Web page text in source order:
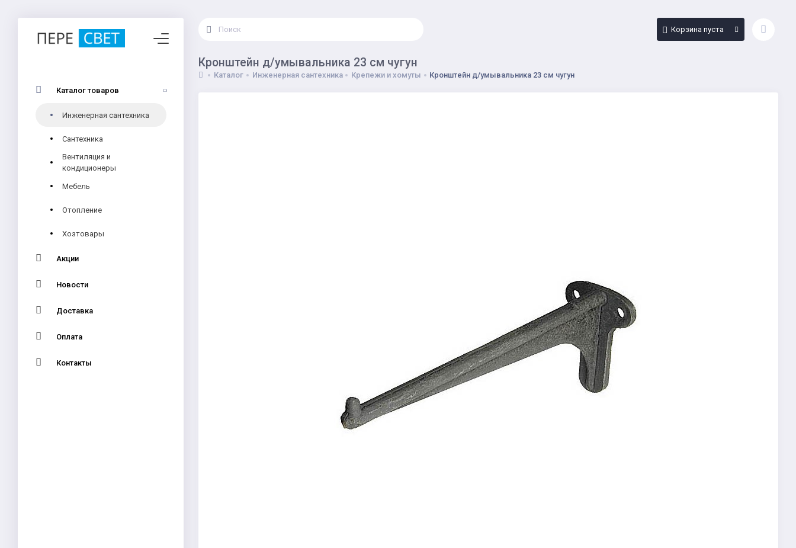
Каталог товаров
Инженерная сантехника
Сантехника
Вентиляция и
кондиционеры
Мебель
Отопление
Хозтовары
Акции
Новости
Доставка
Оплата
Контакты
Корзина пуста
Кронштейн д/умывальника 23 см чугун
Каталог Инженерная сантехника Крепежи и хомуты Кронштейн д/умывальника 23 см чугун